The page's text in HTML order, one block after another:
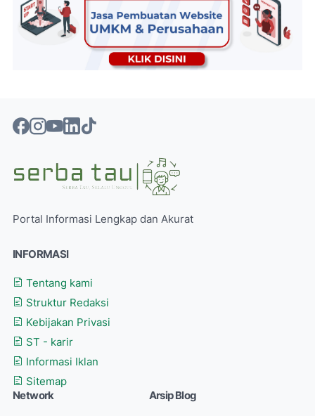
Portal Informasi Lengkap dan Akurat
INFORMASI
Tentang kami
Struktur Redaksi
Kebijakan Privasi
ST - karir
Informasi Iklan
Sitemap
Network
Arsip Blog